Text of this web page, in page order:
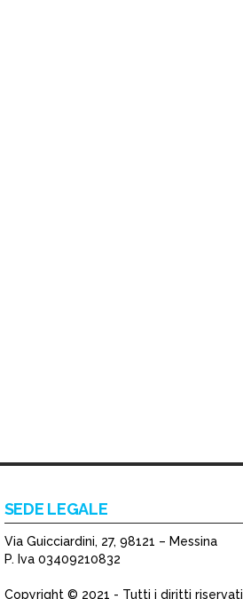
SEDE LEGALE
Via Guicciardini, 27, 98121 – Messina
P. Iva 03409210832
Copyright © 2021 - Tutti i diritti riservati